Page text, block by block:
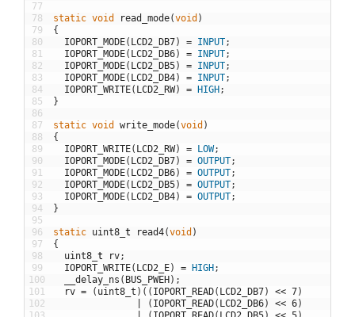
77
78
79
80
81
82
83
84
85
86
87
88
89
90
91
92
93
94
95
96
97
98
99
100
101
102
static void read_mode(void )
{
IOPORT_MODE( LCD2_DB7) = INPUT;
IOPORT_MODE( LCD2_DB6) = INPUT;
IOPORT_MODE( LCD2_DB5) = INPUT;
IOPORT_MODE( LCD2_DB4) = INPUT;
IOPORT_WRITE( LCD2_RW) = HIGH ;
}
static void write_mode(void )
{
IOPORT_WRITE( LCD2_RW) = LOW;
IOPORT_MODE( LCD2_DB7) = OUTPUT;
IOPORT_MODE( LCD2_DB6) = OUTPUT;
IOPORT_MODE( LCD2_DB5) = OUTPUT;
IOPORT_MODE( LCD2_DB4) = OUTPUT;
}
static uint8 t read4(void )
{
uint8 t rv;
IOPORT_WRITE( LCD2_E) = HIGH ;
__delay_ns ( BUS_PWEH ) ;
rv = ( uint8_t ) ( ( IOPORT_READ( LCD2_DB7) << 7)
( IOPORT_READ( LCD2_DB6) << 6)